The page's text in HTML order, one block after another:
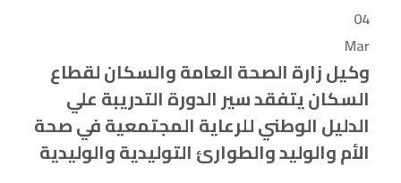
04
Mar
وكيل زارة الصحة العامة والسكان لقطاع
السكان يتفقد سير الدورة التدريبة علي
الدليل الوطني للرعاية المجتمعية في صحة
الأم والوليد والطوارئ التوليدية والوليدية